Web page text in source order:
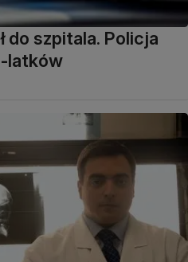
do szpitala. Policja
latków